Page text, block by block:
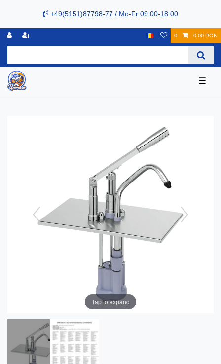
+49(5151)87798-77 / Mo-Fr:09:00-18:00
0 0,00 RON
☰
Tap to expand